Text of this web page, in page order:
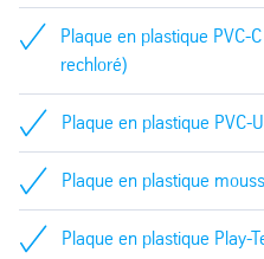
Façonnage à chaud
Plaque en plastique PVC-
rechloré)
Plaque en plastique PVC-
Plaque en plastique
Plaque en plastique Play-